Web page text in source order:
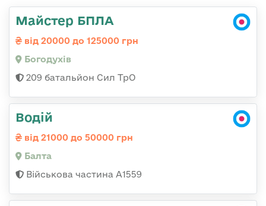
Майстер БПЛА
від 20000 до 125000 грн
Богодухів
209 батальйон Сил ТрО
Водій
від 21000 до 50000 грн
Балта
Військова частина А1559